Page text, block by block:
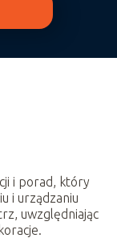
i porad, który
i urządzaniu
uwzględniając